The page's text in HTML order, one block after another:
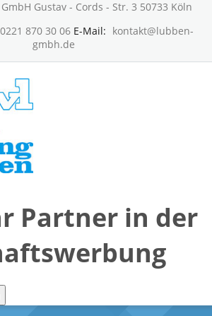
Gustav - Cords - Str. 3 50733 Köln
0221 870 30 06E-Mail: kontakt@lubben-
gmbh.de
Partner in der